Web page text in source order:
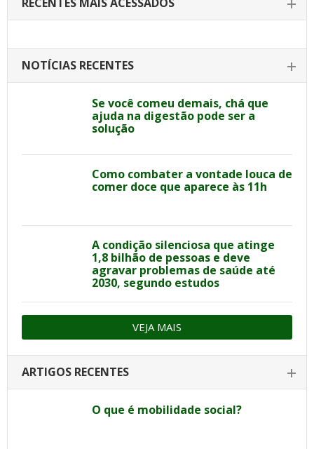
NOTÍCIAS RECENTES
Se você comeu demais, chá que
ajuda na digestão pode ser a
solução
Como combater a vontade louca de
comer doce que aparece às 11h
A condição silenciosa que atinge
1,8 bilhão de pessoas e deve
agravar problemas de saúde até
2030, segundo estudos
VEJA MAIS
ARTIGOS RECENTES
O que é mobilidade social?